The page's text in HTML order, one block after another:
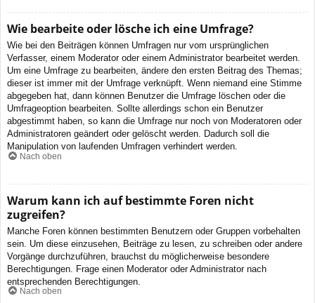
Wie bearbeite oder lösche ich eine Umfrage?
Wie bei den Beiträgen können Umfragen nur vom ursprünglichen
Verfasser, einem Moderator oder einem Administrator bearbeitet werden.
Um eine Umfrage zu bearbeiten, ändere den ersten Beitrag des Themas;
dieser ist immer mit der Umfrage verknüpft. Wenn niemand eine Stimme
abgegeben hat, dann können Benutzer die Umfrage löschen oder die
Umfrageoption bearbeiten. Sollte allerdings schon ein Benutzer
abgestimmt haben, so kann die Umfrage nur noch von Moderatoren oder
Administratoren geändert oder gelöscht werden. Dadurch soll die
Manipulation von laufenden Umfragen verhindert werden.
Nach oben
Warum kann ich auf bestimmte Foren nicht
zugreifen?
Manche Foren können bestimmten Benutzern oder Gruppen vorbehalten
sein. Um diese einzusehen, Beiträge zu lesen, zu schreiben oder andere
Vorgänge durchzuführen, brauchst du möglicherweise besondere
Berechtigungen. Frage einen Moderator oder Administrator nach
entsprechenden Berechtigungen.
Nach oben